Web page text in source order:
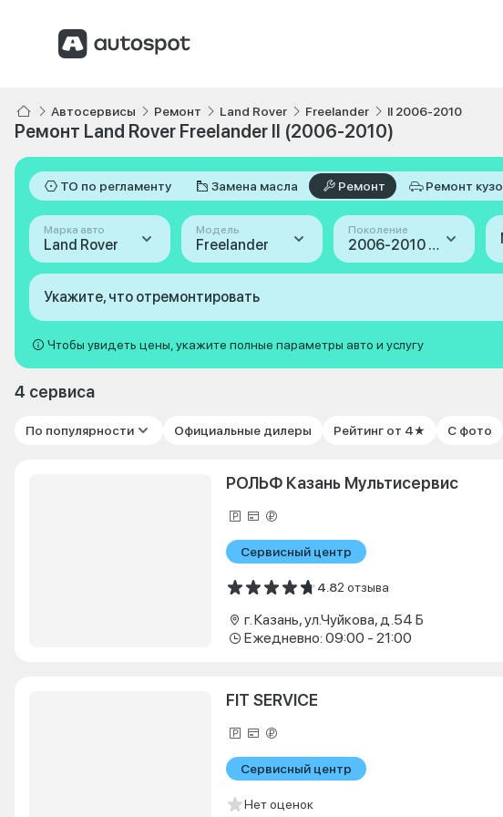
Автосервисы Ремонт Land Rover Freelander II 2006-2010
Ремонт Land Rover Freelander II (2006-2010)
ТО по регламенту Замена масла Ремонт Ремонт
Марка авто
Land Rover
Модель
Freelander
Поколение
2006-2010 (II)
Укажите, что отремонтировать
Чтобы увидеть цены, укажите полные параметры авто и услугу
4 сервиса
По популярности Официальные дилеры Рейтинг от 4★ С фото
РОЛЬФ Казань Мультисервис
Сервисный центр
4.82 отзыва
г. Казань, ул.Чуйкова, д.54 Б
Ежедневно: 09:00 - 21:00
FIT SERVICE
Сервисный центр
Нет оценок